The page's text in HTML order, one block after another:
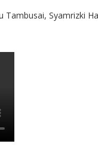
Tambusai, Syamrizki